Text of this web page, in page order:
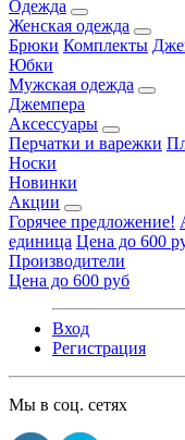
Одежда
Женская одежда
Брюки Комплекты
Юбки
Мужская одежда
Джемпера
Аксессуары
Перчатки и варежки
Носки
Новинки
Акции
Горячее предложение!
единица Цена до 600
Производители
Цена до 600 руб
Вход
Регистрация
Мы в соц. сетях